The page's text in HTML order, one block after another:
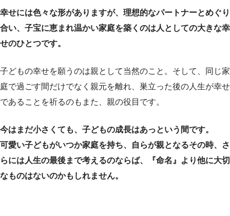
幸せには色々な形がありますが、理想的なパートナーとめぐり
合い、子宝に恵まれ温かい家庭を築くのは人としての大きな幸
せのひとつです。
子どもの幸せを願うのは親として当然のこと。そして、同じ家
庭で過ごす間だけでなく親元を離れ、巣立った後の人生が幸せ
であることを祈るのもまた、親の役目です。
今はまだ小さくても、子どもの成長はあっという間です。
可愛い子どもがいつか家庭を持ち、自らが親となるその時、さ
らには人生の最後まで考えるのならば、『命名』より他に大切
なものはないのかもしれません。